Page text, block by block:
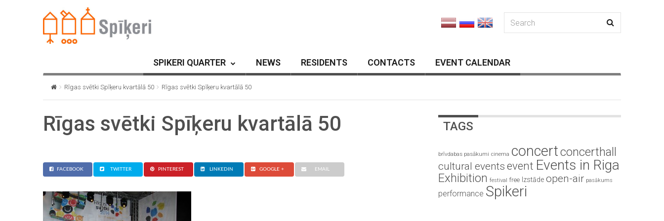
SPIKERI QUARTER NEWS RESIDENTS CONTACTS EVENT CALENDAR
Rīgas svētki Spīķeru kvartālā 50 Rīgas svētki Spīķeru kvartālā 50
Rīgas svētki Spīķeru kvartālā 50
FACEBOOK TWITTER PINTEREST LINKEDIN GOOGLE + EMAIL
TAGS
brīvdabas pasākumi cinema concertconcerthall
cultural events event Events in Riga
Exhibition festival free Izstāde open-air pasākums
performance Spikeri